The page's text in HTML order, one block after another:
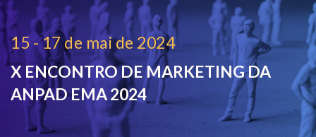
15 - 17 de mai de 2024
X ENCONTRO DE MARKETING DA
ANPADEMA 2024